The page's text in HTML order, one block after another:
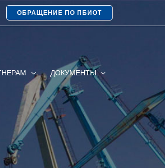
ОБРАЩЕНИЕ ПО ПБИОТ
ДОКУМЕНТЫ